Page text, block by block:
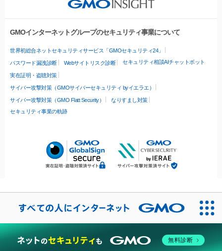
GMOインターネットグループのセキュリティ事業について
世界初総合ネットセキュリティサービス「GMOセキュリティ24」
パスワード漏洩診断 Webサイトリスク診断 セキュリティ相談AIチャットボット
実在証明・盗聴対策
サイバー攻撃対策（GMOサイバーセキュリティ byイエラエ）
サイバー攻撃対策（GMO Flatt Security）
なりすまし対策
セキュリティ事業の軌跡
無料診断